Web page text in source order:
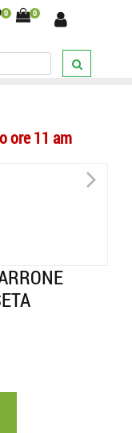
0 0
marrone verde
ore 11 am
>